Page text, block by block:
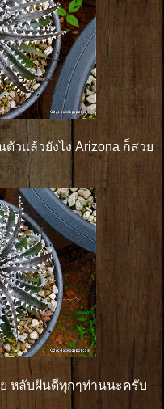
วแล้วยังไง Arizona ก็สวย
หลับฝันดีทุกๆท่านนะครับ